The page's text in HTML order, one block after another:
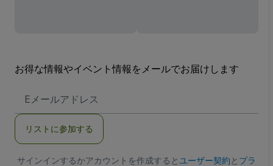
お得な情報やイベント情報をメールでお届けします
メ
ア
ス
リストに参加する
サインインするかアカウントを作成すると ユーザー契約と プラ